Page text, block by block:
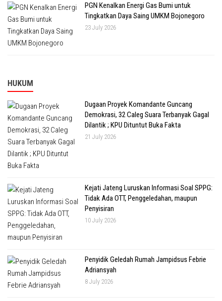
PGN Kenalkan Energi Gas Bumi untuk
Tingkatkan Daya Saing UMKM Bojonegoro
23 July 2026
HUKUM
Dugaan Proyek Komandante Guncang
Demokrasi, 32 Caleg Suara Terbanyak Gagal
Dilantik ; KPU Dituntut Buka Fakta
21 July 2026
Kejati Jateng Luruskan Informasi Soal SPPG:
Tidak Ada OTT, Penggeledahan, maupun
Penyisiran
10 July 2026
Penyidik Geledah Rumah Jampidsus Febrie
Adriansyah
8 July 2026